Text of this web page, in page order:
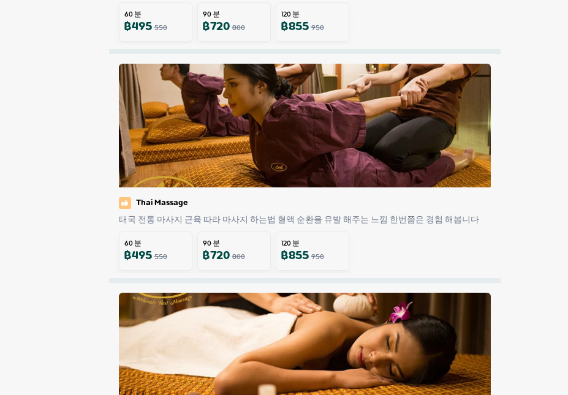
60분
฿495550
90분
฿720800
120분
฿855950
Thai Massage
태국 전통 마사지 근육 따라 마사지 하는법 혈액 순환을 유발 해주는 느낌 한번쯤은 경험 해봅니다
60분
฿495550
90분
฿720800
120분
฿855950